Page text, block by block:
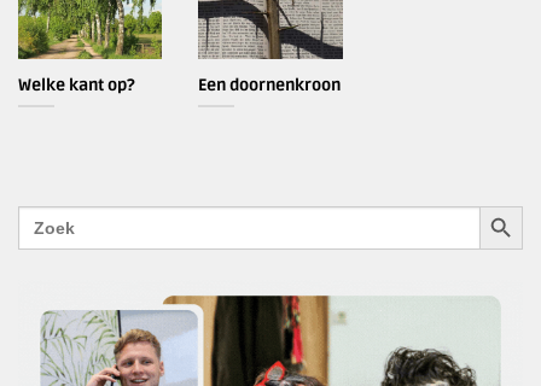
Welke kant op? Een doornenkroon
Zoek
naar: